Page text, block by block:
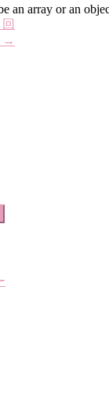
an array or an
→